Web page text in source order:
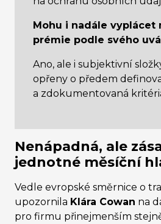
Mohu i nadále vyplácet
prémie podle svého
Ano, ale i subjektivní
opřeny o předem
a zdokumentovaná
Nenápadná, ale
jednotné měsíční
Vedle evropské směrnice o
upozornila Klára Cowan na
pro firmu přinejmenším